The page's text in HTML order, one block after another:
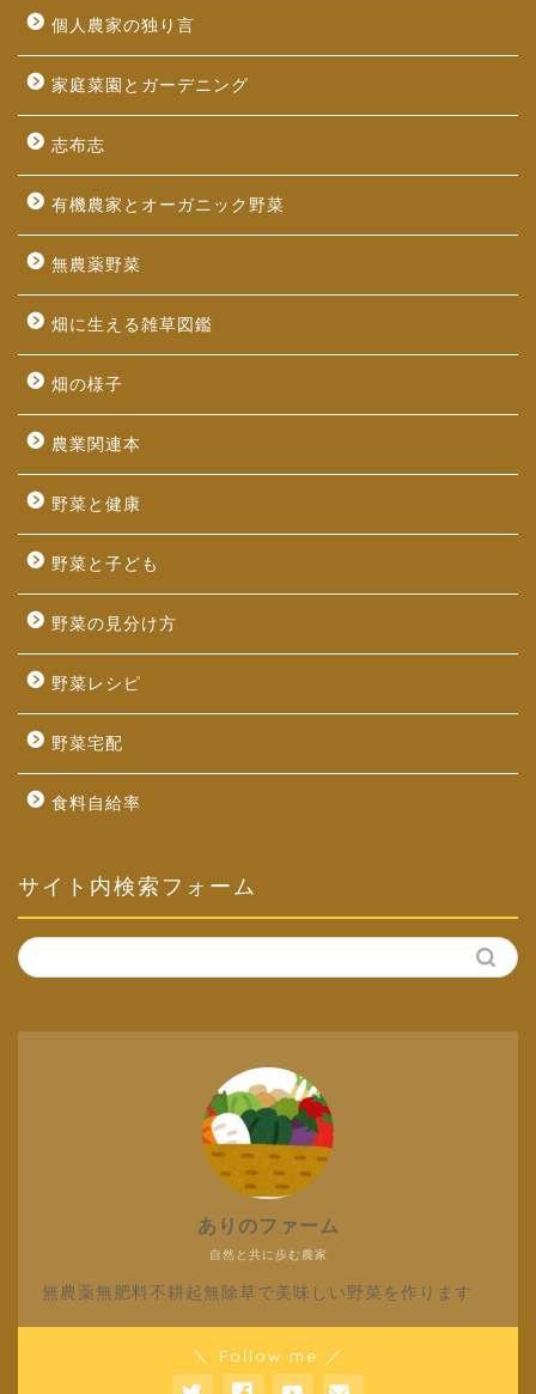
個人農家の独り言
家庭菜園とガーデニング
志布志
有機農家とオーガニック野菜
無農薬野菜
畑に生える雑草図鑑
畑の様子
農業関連本
野菜と健康
野菜と子ども
野菜の見分け方
野菜レシピ
野菜宅配
食料自給率
サイト内検索フォーム
自然と共に歩む農家
ありのファーム
無農薬無肥料不耕起無除草で美味しい野菜を作ります
＼ Follow me ／